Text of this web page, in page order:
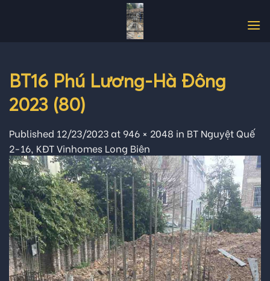
BT16 Phú Lương-Hà Đông
2023 (80)
Published 12/23/2023at 946 × 2048 in BT Nguyệt Quế
2-16, KĐT Vinhomes Long Biên